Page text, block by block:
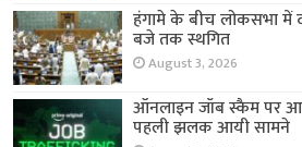
हंगामे के बीच लोकसभा में
बजे तक स्थगित
August 3, 2026
ऑनलाइन जॉब स्कैम पर
पहली झलक आयी सामने